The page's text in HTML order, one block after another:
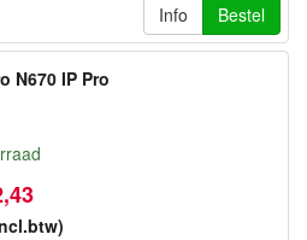
Info
Bestel
N670 IP Pro
)